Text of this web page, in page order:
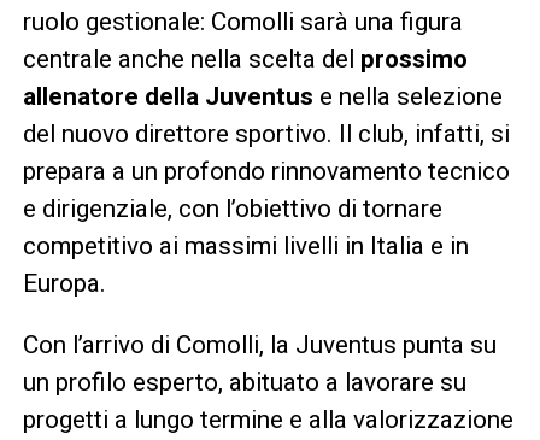
ruolo gestionale: Comolli sarà una figura
centrale anche nella scelta del prossimo
allenatore della Juventus e nella selezione
del nuovo direttore sportivo. Il club, infatti, si
prepara a un profondo rinnovamento tecnico
e dirigenziale, con l’obiettivo di tornare
competitivo ai massimi livelli in Italia e in
Europa.
Con l’arrivo di Comolli, la Juventus punta su
un profilo esperto, abituato a lavorare su
progetti a lungo termine e alla valorizzazione